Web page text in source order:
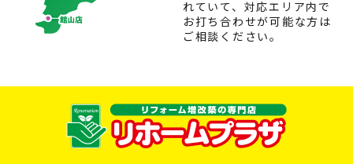
れていて、対応エリア内で
お打ち合わせが可能な方は
ご相談ください。